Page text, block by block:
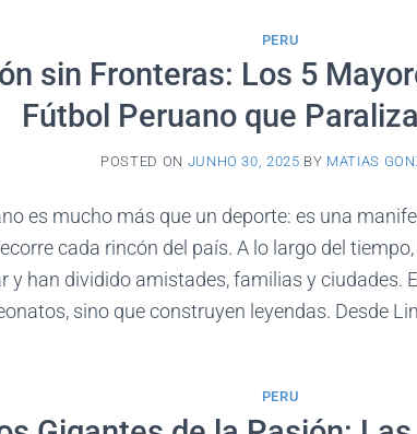
PERU
sin Fronteras: Los 5
Fútbol Peruano que
POSTED ON JUNHO 30, 2025 BY MATIAS
es mucho más que un deporte: es una
cada rincón del país. A lo largo del
y han dividido amistades, familias y ciudades.
sino que construyen leyendas. Desde
PERU